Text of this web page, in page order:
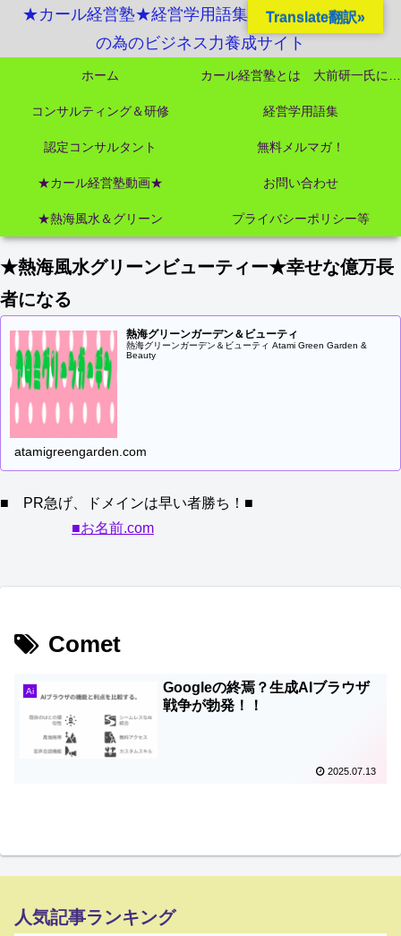
★カール経営塾★経営学用語集起業独立成功MBA
の為のビジネス力養成サイト
ホーム
コンサルティング＆研修 経営学用語集
認定コンサルタント 無料メルマガ！
★カール経営塾動画★ お問い合わせ
★熱海風水＆グリーン プライバシーポリシー等
★熱海風水グリーンビューティー★幸せな億万長
者になる
熱海グリーンガーデン＆ビューティ
熱海グリーンガーデン＆ビューティ Atami Green Garden &
Beauty
atamigreengarden.com
■ PR急げ、ドメインは早い者勝ち！■
■お名前.com
Comet
Ai
Googleの終焉？生成AIブラウザ
戦争が勃発！！
2025.07.13
人気記事ランキング
Translate翻訳»